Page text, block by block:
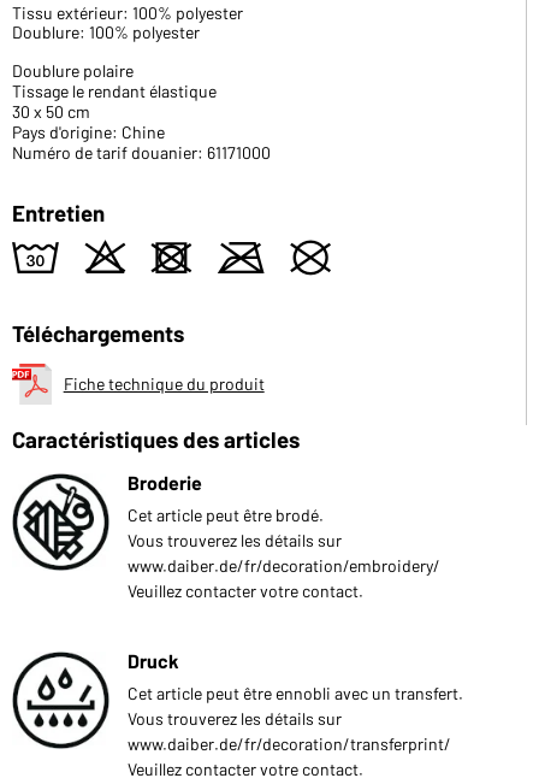
Tissu extérieur: 100% polyester
Doublure: 100% polyester
Doublure polaire
Tissage le rendant élastique
30 x 50 cm
Pays d'origine: Chine
Numéro de tarif douanier: 61171000
Entretien
w o d m U
Téléchargements
Fiche technique du produit
Caractéristiques des articles
Broderie
Cet article peut être brodé.
Vous trouverez les détails sur
www.daiber.de/fr/decoration/embroidery/
Veuillez contacter votre contact.
Druck
Cet article peut être ennobli avec un transfert.
Vous trouverez les détails sur
www.daiber.de/fr/decoration/transferprint/
Veuillez contacter votre contact.